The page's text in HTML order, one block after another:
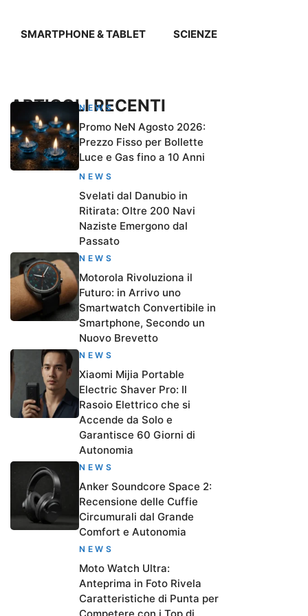
SMARTPHONE & TABLET SCIENZE
ARTICOLI RECENTI
NEWS
Promo NeN Agosto 2026:
Prezzo Fisso per Bollette
Luce e Gas fino a 10 Anni
NEWS
Svelati dal Danubio in
Ritirata: Oltre 200 Navi
Naziste Emergono dal
Passato
NEWS
Motorola Rivoluziona il
Futuro: in Arrivo uno
Smartwatch Convertibile in
Smartphone, Secondo un
Nuovo Brevetto
NEWS
Xiaomi Mijia Portable
Electric Shaver Pro: Il
Rasoio Elettrico che si
Accende da Solo e
Garantisce 60 Giorni di
Autonomia
NEWS
Anker Soundcore Space 2:
Recensione delle Cuffie
Circumurali dal Grande
Comfort e Autonomia
NEWS
Moto Watch Ultra:
Anteprima in Foto Rivela
Caratteristiche di Punta per